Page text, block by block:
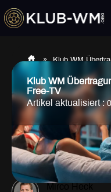
» Klub WM
Klub WM
Free-TV
Artikel aktualisiert :
Mirco Heck